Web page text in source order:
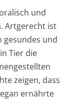
und
Artgerecht ist
gesundes und
Tier die
zeigen, dass
ernährte